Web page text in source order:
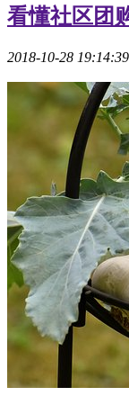
看懂社区团
2018-10-28 19:14:39